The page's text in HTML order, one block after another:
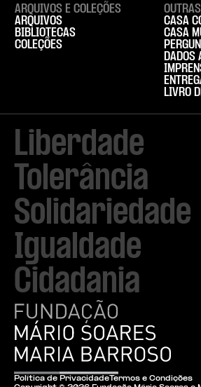
Liberdade
Tolerância
Solidariedade
Igualdade
Cidadania
Política de PrivacidadeTermos e Condições
ARQUIVOS E COLEÇÕES
ARQUIVOS
BIBLIOTECAS
COLEÇÕES
CASA
CASA
DADOS
LIVRO